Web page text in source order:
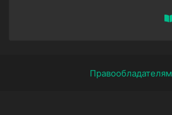
Правообладателям